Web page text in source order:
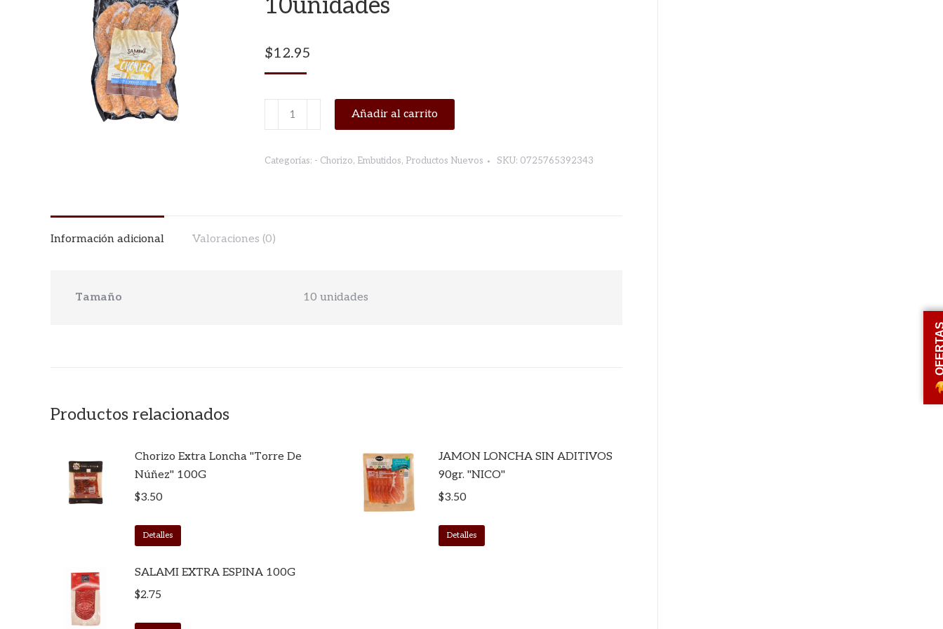
10unidades
$12.95
CHORIZO
TIPO
10unidades
Añadir al carrito
Categorías: - Chorizo, Embutidos, Productos Nuevos SKU: 0725765392343
Información adicional Valoraciones (0)
Tamaño 10 unidades
Productos relacionados
Chorizo Extra Loncha "Torre De
Núñez" 100G
$3.50
Detalles
JAMON LONCHA SIN ADITIVOS
90gr. "NICO"
$3.50
Detalles
SALAMI EXTRA ESPINA 100G
$2.75